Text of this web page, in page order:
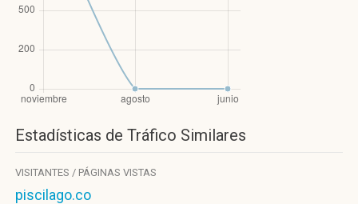
Estadísticas de Tráfico Similares
VISITANTES / PÁGINAS VISTAS
piscilago.co